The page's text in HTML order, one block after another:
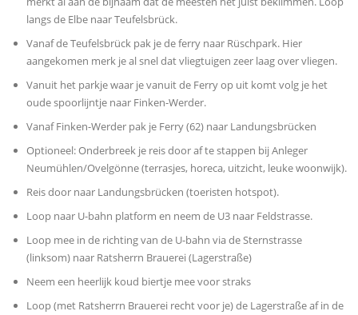
langs de Elbe naar Teufelsbrück.
Vanaf de Teufelsbrück pak je de ferry naar Rüschpark. Hier
aangekomen merk je al snel dat vliegtuigen zeer laag over vliegen.
Vanuit het parkje waar je vanuit de Ferry op uit komt volg je het
oude spoorlijntje naar Finken-Werder.
Vanaf Finken-Werder pak je Ferry (62) naar Landungsbrücken
Optioneel: Onderbreek je reis door af te stappen bij Anleger
Neumühlen/Ovelgönne (terrasjes, horeca, uitzicht, leuke woonwijk).
Reis door naar Landungsbrücken (toeristen hotspot).
Loop naar U-bahn platform en neem de U3 naar Feldstrasse.
Loop mee in de richting van de U-bahn via de Sternstrasse
(linksom) naar Ratsherrn Brauerei (Lagerstraße)
Neem een heerlijk koud biertje mee voor straks
Loop (met Ratsherrn Brauerei recht voor je) de Lagerstraße af in de